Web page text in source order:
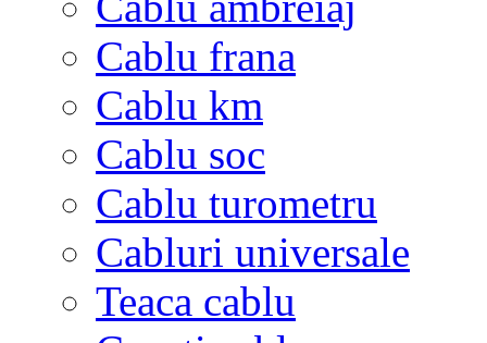
Cablu frana
Cablu km
Cablu soc
Cablu turometru
Cabluri universale
Teaca cablu